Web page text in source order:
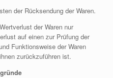
der Rücksendung der Waren.
der Waren nur
auf einen zur Prüfung der
Funktionsweise der Waren
zurückzuführen ist.